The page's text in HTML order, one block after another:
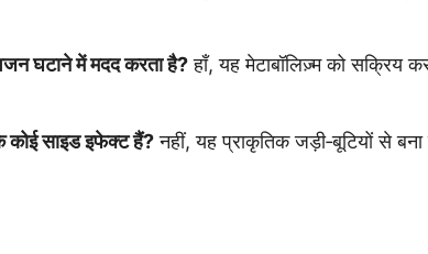
घटाने में मदद करता है?हाँ, यह मेटाबॉलिज़्म को सक्रिय
कोई साइड इफेक्ट हैं?नहीं, यह प्राकृतिक जड़ी‑बूटियों से